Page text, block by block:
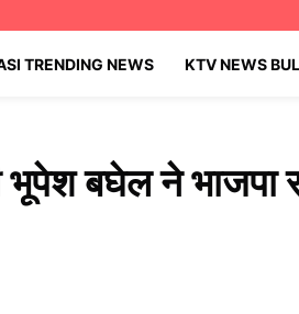
TRENDING NEWS KTV NEWS
भूपेश बघेल ने भाजपा